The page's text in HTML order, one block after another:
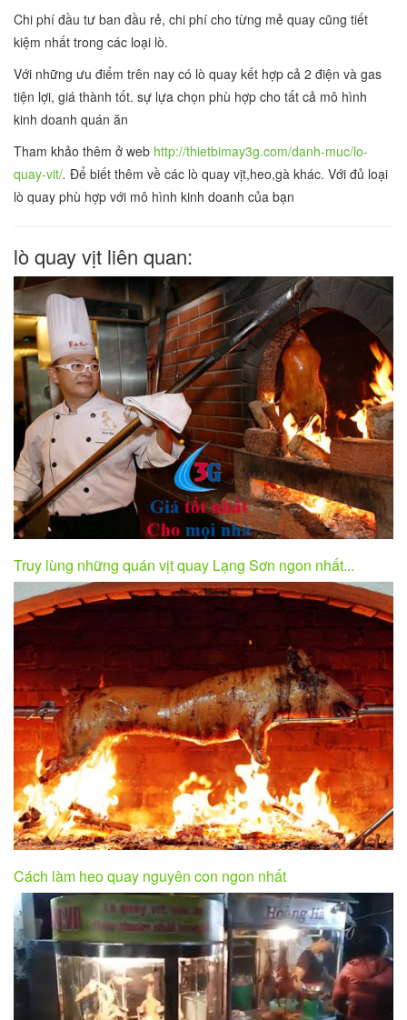
Chi phí đầu tư ban đầu rẻ, chi phí cho từng mẻ quay cũng tiết
kiệm nhất trong các loại lò.
Với những ưu điểm trên nay có lò quay kết hợp cả 2 điện và gas
tiện lợi, giá thành tốt. sự lựa chọn phù hợp cho tất cả mô hình
kinh doanh quán ăn
Tham khảo thêm ở web http://thietbimay3g.com/danh-muc/lo-
quay-vit/. Để biết thêm về các lò quay vịt,heo,gà khác. Với đủ loại
lò quay phù hợp với mô hình kinh doanh của bạn
lò quay vịt liên quan:
Truy lùng những quán vịt quay Lạng Sơn ngon nhất...
Cách làm heo quay nguyên con ngon nhất